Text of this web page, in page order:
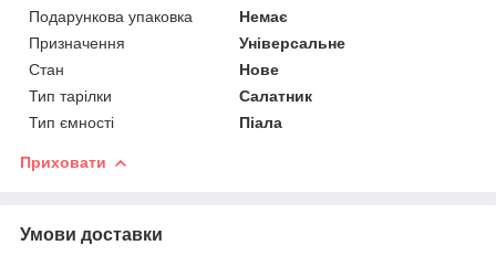
Подарункова упаковка
Немає
Призначення
Універсальне
Стан
Нове
Тип тарілки
Салатник
Тип ємності
Піала
Приховати
Умови доставки